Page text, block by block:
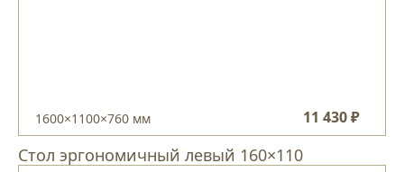
1600×1100×760 мм 11 430 ₽
Стол эргономичный левый 160×110